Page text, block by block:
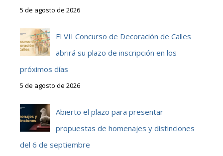
5 de agosto de 2026
El VII Concurso de Decoración de Calles
abrirá su plazo de inscripción en los
próximos días
5 de agosto de 2026
Abierto el plazo para presentar
propuestas de homenajes y distinciones
del 6 de septiembre